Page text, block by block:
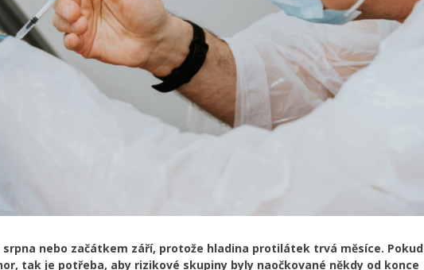
srpna nebo začátkem září, protože hladina protilátek trvá měsíce. Pokud
tak je potřeba, aby rizikové skupiny byly naočkované někdy od konce